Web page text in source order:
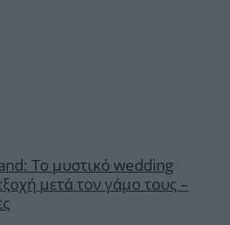
Το μυστικό wedding
μετά τον γάμο τους –